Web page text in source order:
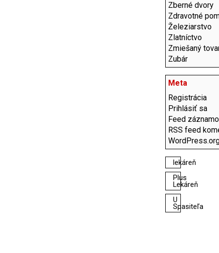
Zberné dvory
Zdravotné
Železiarstvo
Zlatníctvo
Zmiešaný
Zubár
Meta
Registrácia
Prihlásiť sa
Feed
RSS feed
lekáreň
Plus
Lekáreň
U
Spasiteľa